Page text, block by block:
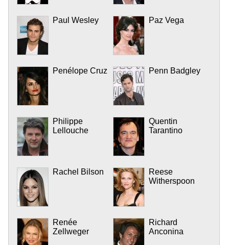
Paul Wesley Paz Vega
Penélope Cruz Penn Badgley
Philippe
Lellouche
Quentin
Tarantino
Rachel Bilson
Reese
Witherspoon
Renée
Zellweger
Richard
Anconina